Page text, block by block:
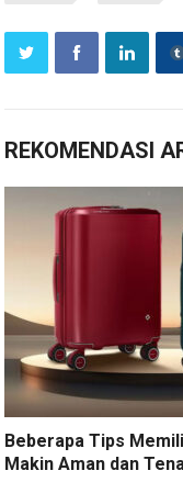
REKOMENDASI
Beberapa Tips
Makin Aman dan